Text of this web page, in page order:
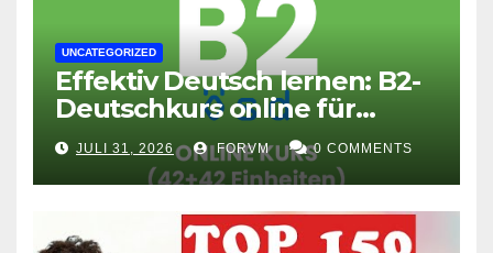
UNCATEGORIZED
Effektiv Deutsch lernen: B2-
Deutschkurs online für
Fortgeschrittene
JULI 31, 2026 FORVM 0 COMMENTS